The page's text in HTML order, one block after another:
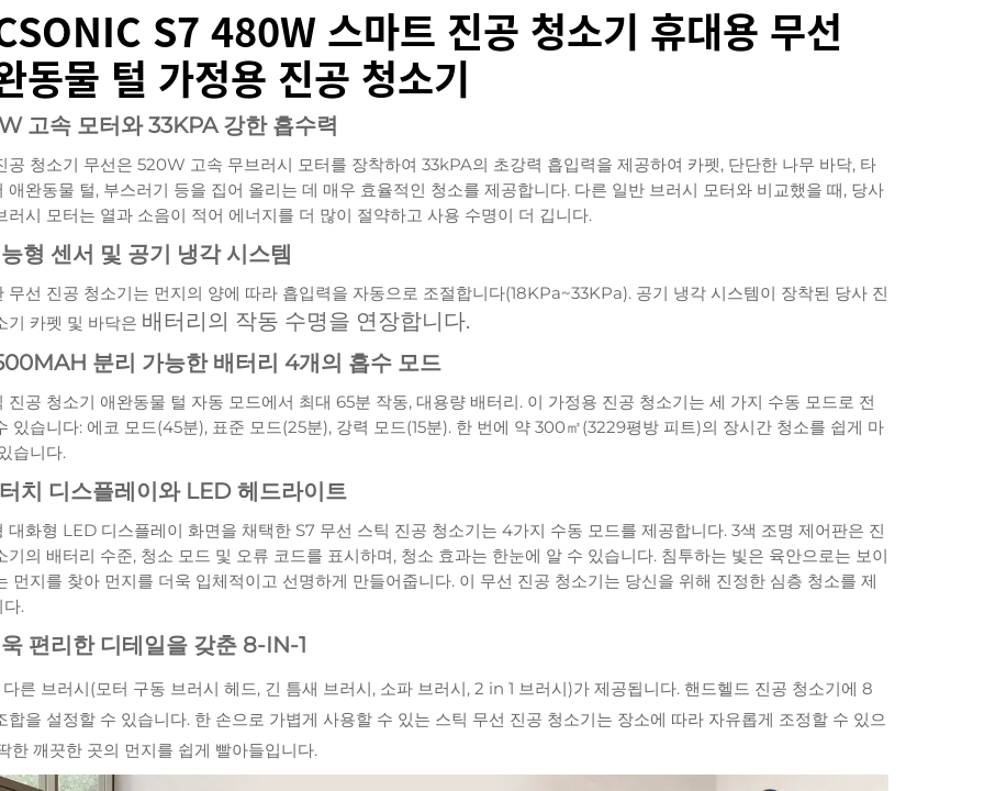
S7 480W 스마트 진공 청소기 휴대용 무선
동물 털 가정용 진공 청소기
고속 모터와 33KPA 강한 흡수력
공 청소기 무선은 520W 고속 무브러시 모터를 장착하여 33kPA의 초강력 흡입력을 제공하여 카펫, 단단한 나무 바닥, 타
애완동물 털, 부스러기 등을 집어 올리는 데 매우 효율적인 청소를 제공합니다. 다른 일반 브러시 모터와 비교했을 때, 당사
러시 모터는 열과 소음이 적어 에너지를 더 많이 절약하고 사용 수명이 더 깁니다.
형 센서 및 공기 냉각 시스템
무선 진공 청소기는 먼지의 양에 따라 흡입력을 자동으로 조절합니다(18KPa~33KPa). 공기 냉각 시스템이 장착된 당사 진
기 카펫 및 바닥은 배터리의 작동 수명을 연장합니다.
분리 가능한 배터리 4개의 흡수 모드
진공 청소기 애완동물 털 자동 모드에서 최대 65분 작동, 대용량 배터리. 이 가정용 진공 청소기는 세 가지 수동 모드로 전
있습니다: 에코 모드(45분), 표준 모드(25분), 강력 모드(15분). 한 번에 약 300㎡(3229평방 피트)의 장시간 청소를 쉽게 마
습니다.
치 디스플레이와 LED 헤드라이트
대화형 LED 디스플레이 화면을 채택한 S7 무선 스틱 진공 청소기는 4가지 수동 모드를 제공합니다. 3색 조명 제어판은 진
기의 배터리 수준, 청소 모드 및 오류 코드를 표시하며, 청소 효과는 한눈에 알 수 있습니다. 침투하는 빛은 육안으로는 보이
먼지를 찾아 먼지를 더욱 입체적이고 선명하게 만들어줍니다. 이 무선 진공 청소기는 당신을 위해 진정한 심층 청소를 제
.
편리한 디테일을 갖춘 8-IN-1
른 브러시(모터 구동 브러시 헤드, 긴 틈새 브러시, 소파 브러시, 2 in 1 브러시)가 제공됩니다. 핸드헬드 진공 청소기에 8
합을 설정할 수 있습니다. 한 손으로 가볍게 사용할 수 있는 스틱 무선 진공 청소기는 장소에 따라 자유롭게 조정할 수 있으
한 깨끗한 곳의 먼지를 쉽게 빨아들입니다.